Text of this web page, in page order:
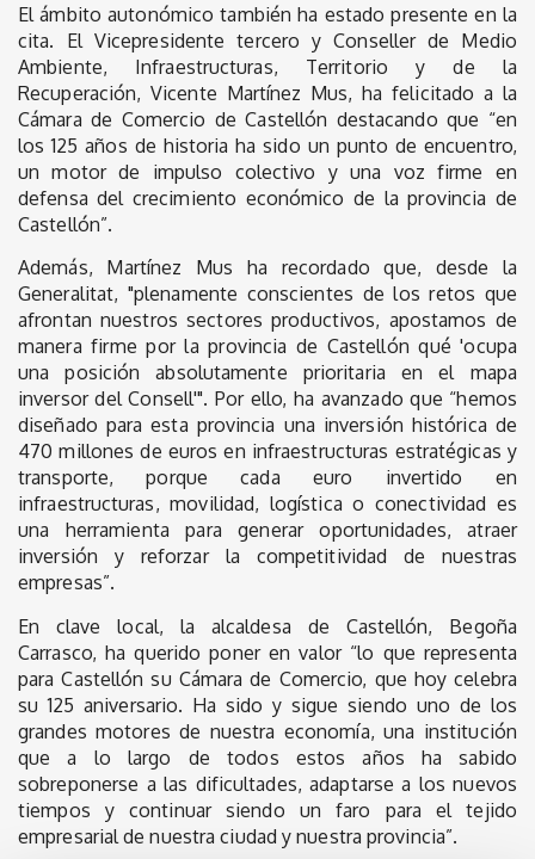
El ámbito autonómico también ha estado presente en la
cita. El Vicepresidente tercero y Conseller de Medio
Ambiente, Infraestructuras, Territorio y de la
Recuperación, Vicente Martínez Mus, ha felicitado a la
Cámara de Comercio de Castellón destacando que “en
los 125 años de historia ha sido un punto de encuentro,
un motor de impulso colectivo y una voz firme en
defensa del crecimiento económico de la provincia de
Castellón”.
Además, Martínez Mus ha recordado que, desde la
Generalitat, "plenamente conscientes de los retos que
afrontan nuestros sectores productivos, apostamos de
manera firme por la provincia de Castellón qué 'ocupa
una posición absolutamente prioritaria en el mapa
inversor del Consell'". Por ello, ha avanzado que “hemos
diseñado para esta provincia una inversión histórica de
470 millones de euros en infraestructuras estratégicas y
transporte, porque cada euro invertido en
infraestructuras, movilidad, logística o conectividad es
una herramienta para generar oportunidades, atraer
inversión y reforzar la competitividad de nuestras
empresas”.
En clave local, la alcaldesa de Castellón, Begoña
Carrasco, ha querido poner en valor “lo que representa
para Castellón su Cámara de Comercio, que hoy celebra
su 125 aniversario. Ha sido y sigue siendo uno de los
grandes motores de nuestra economía, una institución
que a lo largo de todos estos años ha sabido
sobreponerse a las dificultades, adaptarse a los nuevos
tiempos y continuar siendo un faro para el tejido
empresarial de nuestra ciudad y nuestra provincia”.